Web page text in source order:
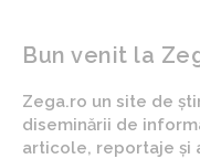
Bun venit la
Zega.ro un site de
diseminării de
articole, reportaje și